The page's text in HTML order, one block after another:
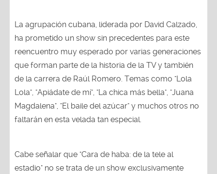
La agrupación cubana, liderada por David Calzado,
ha prometido un show sin precedentes para este
reencuentro muy esperado por varias generaciones
que forman parte de la historia de la TV y también
de la carrera de Raúl Romero. Temas como "Lola
Lola", "Apiádate de mí", "La chica más bella", "Juana
Magdalena", "El baile del azúcar" y muchos otros no
faltarán en esta velada tan especial.
Cabe señalar que "Cara de haba: de la tele al
estadio" no se trata de un show exclusivamente